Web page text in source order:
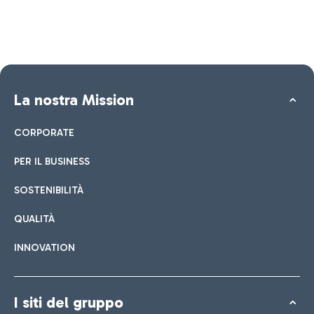
La nostra Mission
CORPORATE
PER IL BUSINESS
SOSTENIBILITÀ
QUALITÀ
INNOVATION
I siti del gruppo